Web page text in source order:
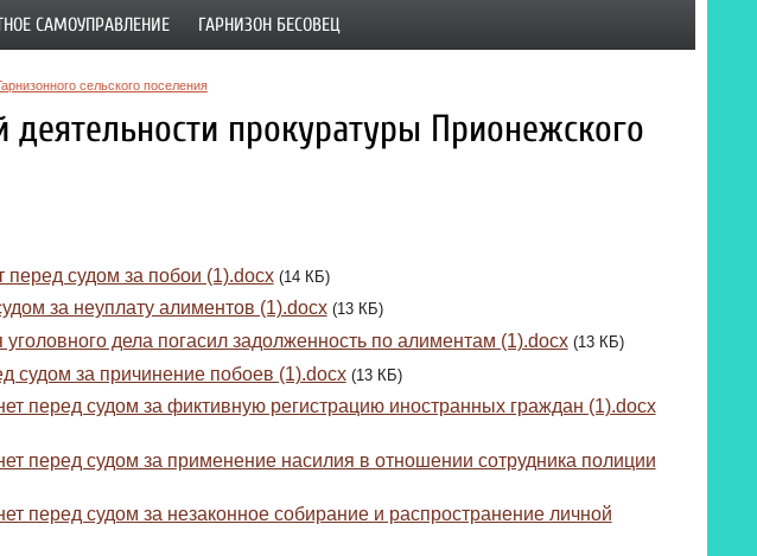
САМОУПРАВЛЕНИЕ ГАРНИЗОН БЕСОВЕЦ
сельского поселения
прокуратуры Прионежского
судом за побои (1).docx (14 КБ)
за неуплату алиментов (1).docx (13 КБ)
дела погасил задолженность по алиментам (1).docx (13 КБ)
судом за причинение побоев (1).docx (13 КБ)
перед судом за фиктивную регистрацию иностранных граждан (1).docx
перед судом за применение насилия в отношении сотрудника полиции
перед судом за незаконное собирание и распространение личной